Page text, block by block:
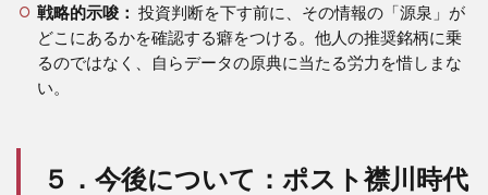
戦略的示唆： 投資判断を下す前に、その情報の「源泉」が
どこにあるかを確認する癖をつける。他人の推奨銘柄に乗
るのではなく、自らデータの原典に当たる労力を惜しまな
い。
５．今後について：ポスト襟川時代